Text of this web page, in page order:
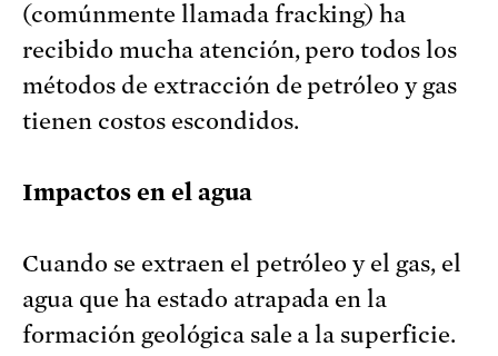
(comúnmente llamada fracking) ha
recibido mucha atención, pero todos los
métodos de extracción de petróleo y gas
tienen costos escondidos.
Impactos en el agua
Cuando se extraen el petróleo y el gas, el
agua que ha estado atrapada en la
formación geológica sale a la superficie.